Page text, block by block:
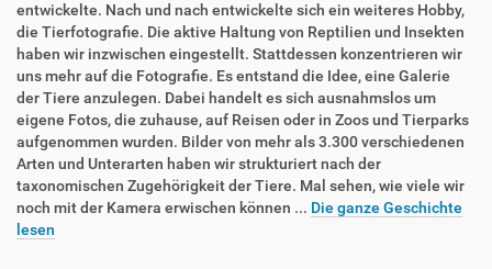
entwickelte. Nach und nach entwickelte sich ein weiteres Hobby,
die Tierfotografie. Die aktive Haltung von Reptilien und Insekten
haben wir inzwischen eingestellt. Stattdessen konzentrieren wir
uns mehr auf die Fotografie. Es entstand die Idee, eine Galerie
der Tiere anzulegen. Dabei handelt es sich ausnahmslos um
eigene Fotos, die zuhause, auf Reisen oder in Zoos und Tierparks
aufgenommen wurden. Bilder von mehr als 3.300 verschiedenen
Arten und Unterarten haben wir strukturiert nach der
taxonomischen Zugehörigkeit der Tiere. Mal sehen, wie viele wir
noch mit der Kamera erwischen können ... Die ganze Geschichte
lesen